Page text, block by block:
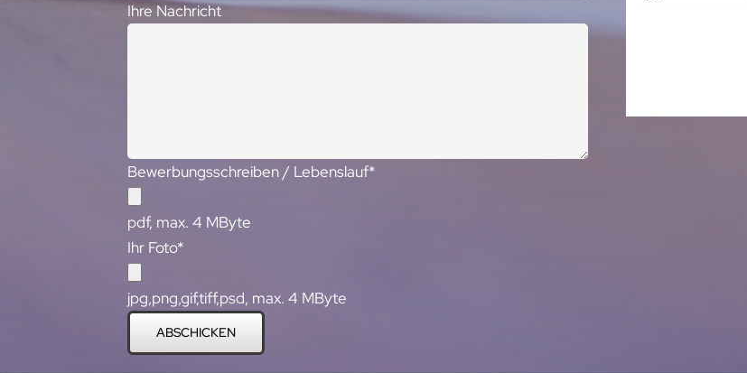
Ihre Nachricht
Bewerbungsschreiben / Lebenslauf*
pdf, max. 4 MByte
Ihr Foto*
jpg,png,gif,tiff,psd, max. 4 MByte